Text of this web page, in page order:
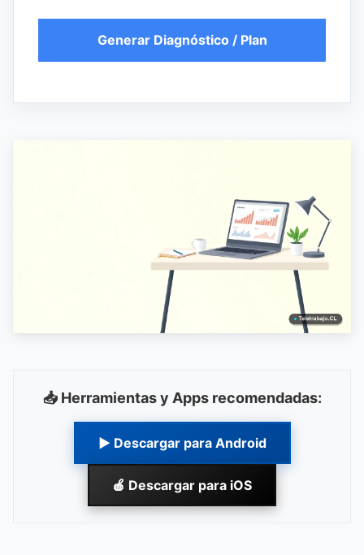
Generar Diagnóstico / Plan
📥 Herramientas y Apps recomendadas:
▶ Descargar para Android
🍎 Descargar para iOS